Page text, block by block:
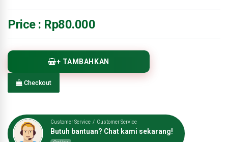
Price : Rp80.000
+ TAMBAHKAN
Checkout
Customer Service / Customer Service
Butuh bantuan? Chat kami sekarang!